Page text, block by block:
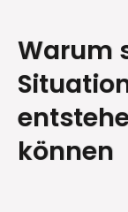
Warum
können